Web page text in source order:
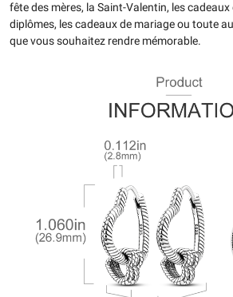
fête des mères, la Saint-Valentin, les cadeaux
diplômes, les cadeaux de mariage ou toute
que vous souhaitez rendre mémorable.